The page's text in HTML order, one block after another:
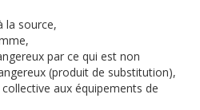
la source,
par ce qui est non
(produit de substitution),
aux équipements de